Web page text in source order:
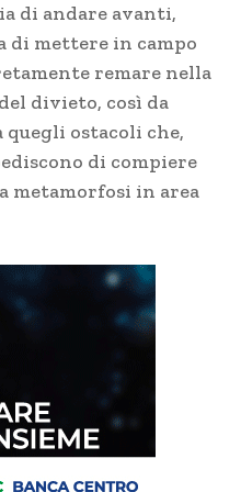
di andare avanti,
di mettere in campo
remare nella
divieto, così da
ostacoli che,
di compiere
metamorfosi in area